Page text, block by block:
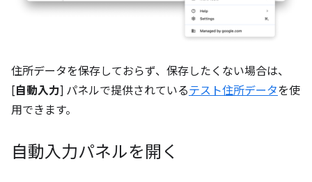
住所データを保存しておらず、保存したくない場合は、
[自動入力] パネルで提供されているテスト住所データを使
用できます。
自動入力パネルを開く